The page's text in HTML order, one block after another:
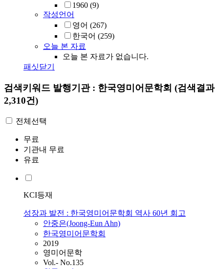
1960 (9)
작성언어
영어 (267)
한국어 (259)
오늘 본 자료
오늘 본 자료가 없습니다.
패싯닫기
검색키워드 발행기관 : 한국영미어문학회 (검색결과
2,310건)
전체선택
무료
기관내 무료
유료
KCI등재
성장과 발전 : 한국영미어문학회 역사 60년 회고
안중은(Joong-Eun Ahn)
한국영미어문학회
2019
영미어문학
Vol.- No.135